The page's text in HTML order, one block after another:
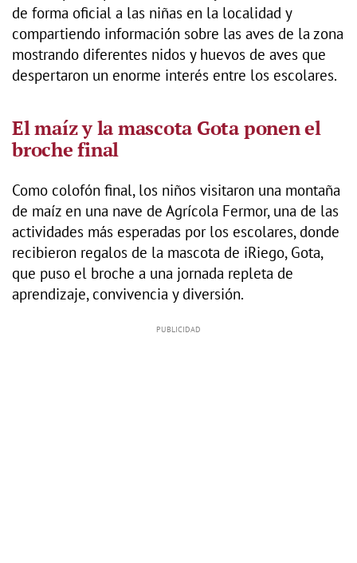
de forma oficial a las niñas en la localidad y
compartiendo información sobre las aves de la zona
mostrando diferentes nidos y huevos de aves que
despertaron un enorme interés entre los escolares.
El maíz y la mascota Gota ponen el
broche final
Como colofón final, los niños visitaron una montaña
de maíz en una nave de Agrícola Fermor, una de las
actividades más esperadas por los escolares, donde
recibieron regalos de la mascota de iRiego, Gota,
que puso el broche a una jornada repleta de
aprendizaje, convivencia y diversión.